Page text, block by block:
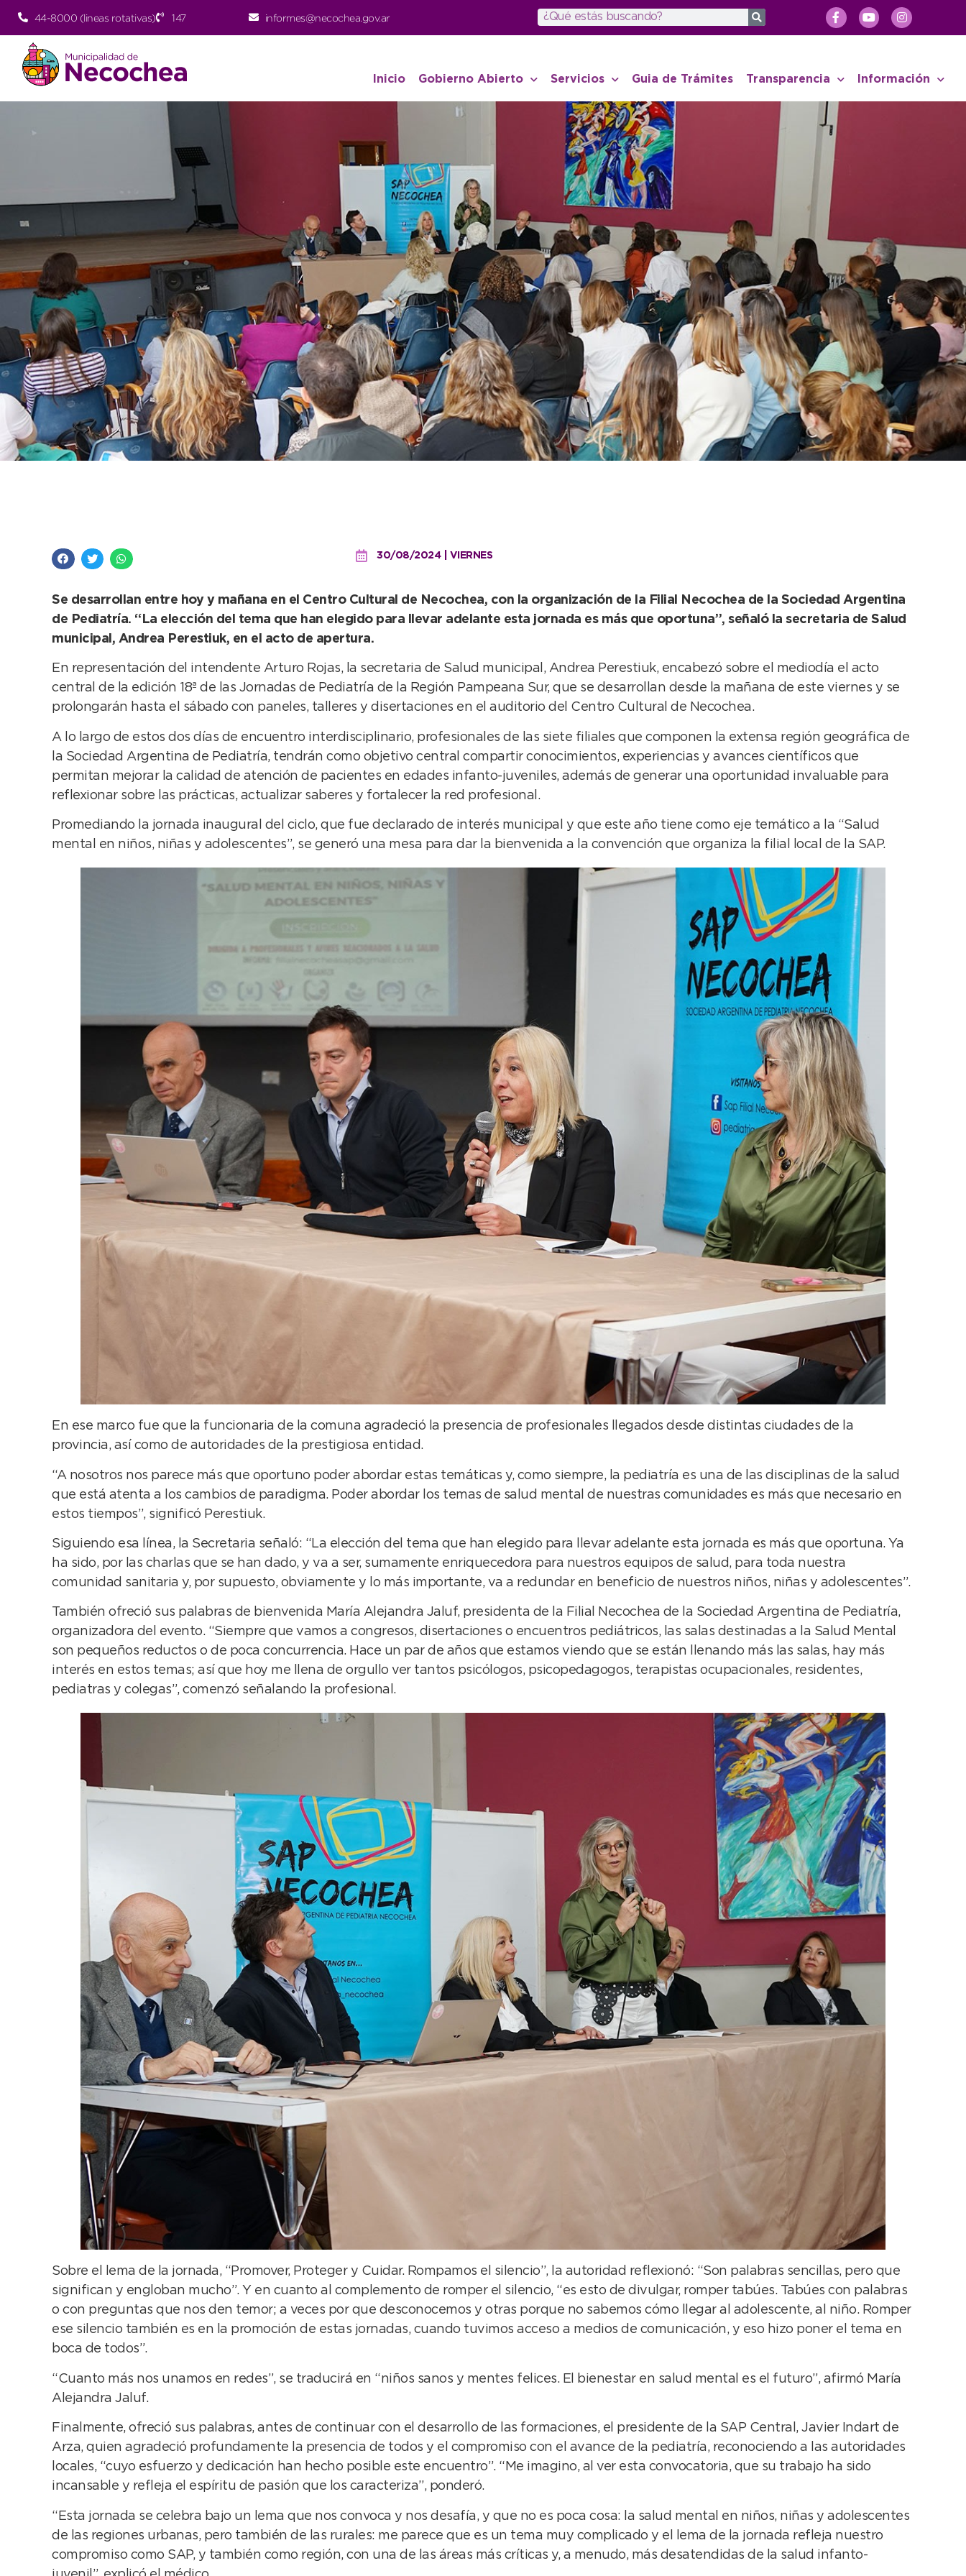
44-8000 (lineas rotativas) 147 informes@necochea.gov.ar
Inicio Gobierno Abierto Servicios Guia de Trámites Transparencia Información
30/08/2024 | VIERNES
Se desarrollan entre hoy y mañana en el Centro Cultural de Necochea, con la organización de la Filial Necochea de la Sociedad Argentina
de Pediatría. “La elección del tema que han elegido para llevar adelante esta jornada es más que oportuna”, señaló la secretaria de Salud
municipal, Andrea Perestiuk, en el acto de apertura.
En representación del intendente Arturo Rojas, la secretaria de Salud municipal, Andrea Perestiuk, encabezó sobre el mediodía el acto
central de la edición 18ª de las Jornadas de Pediatría de la Región Pampeana Sur, que se desarrollan desde la mañana de este viernes y se
prolongarán hasta el sábado con paneles, talleres y disertaciones en el auditorio del Centro Cultural de Necochea.
A lo largo de estos dos días de encuentro interdisciplinario, profesionales de las siete filiales que componen la extensa región geográfica de
la Sociedad Argentina de Pediatría, tendrán como objetivo central compartir conocimientos, experiencias y avances científicos que
permitan mejorar la calidad de atención de pacientes en edades infanto-juveniles, además de generar una oportunidad invaluable para
reflexionar sobre las prácticas, actualizar saberes y fortalecer la red profesional.
Promediando la jornada inaugural del ciclo, que fue declarado de interés municipal y que este año tiene como eje temático a la “Salud
mental en niños, niñas y adolescentes”, se generó una mesa para dar la bienvenida a la convención que organiza la filial local de la SAP.
En ese marco fue que la funcionaria de la comuna agradeció la presencia de profesionales llegados desde distintas ciudades de la
provincia, así como de autoridades de la prestigiosa entidad.
“A nosotros nos parece más que oportuno poder abordar estas temáticas y, como siempre, la pediatría es una de las disciplinas de la salud
que está atenta a los cambios de paradigma. Poder abordar los temas de salud mental de nuestras comunidades es más que necesario en
estos tiempos”, significó Perestiuk.
Siguiendo esa línea, la Secretaria señaló: “La elección del tema que han elegido para llevar adelante esta jornada es más que oportuna. Ya
ha sido, por las charlas que se han dado, y va a ser, sumamente enriquecedora para nuestros equipos de salud, para toda nuestra
comunidad sanitaria y, por supuesto, obviamente y lo más importante, va a redundar en beneficio de nuestros niños, niñas y adolescentes”.
También ofreció sus palabras de bienvenida María Alejandra Jaluf, presidenta de la Filial Necochea de la Sociedad Argentina de Pediatría,
organizadora del evento. “Siempre que vamos a congresos, disertaciones o encuentros pediátricos, las salas destinadas a la Salud Mental
son pequeños reductos o de poca concurrencia. Hace un par de años que estamos viendo que se están llenando más las salas, hay más
interés en estos temas; así que hoy me llena de orgullo ver tantos psicólogos, psicopedagogos, terapistas ocupacionales, residentes,
pediatras y colegas”, comenzó señalando la profesional.
Sobre el lema de la jornada, “Promover, Proteger y Cuidar. Rompamos el silencio”, la autoridad reflexionó: “Son palabras sencillas, pero que
significan y engloban mucho”. Y en cuanto al complemento de romper el silencio, “es esto de divulgar, romper tabúes. Tabúes con palabras
o con preguntas que nos den temor; a veces por que desconocemos y otras porque no sabemos cómo llegar al adolescente, al niño. Romper
ese silencio también es en la promoción de estas jornadas, cuando tuvimos acceso a medios de comunicación, y eso hizo poner el tema en
boca de todos”.
“Cuanto más nos unamos en redes”, se traducirá en “niños sanos y mentes felices. El bienestar en salud mental es el futuro”, afirmó María
Alejandra Jaluf.
Finalmente, ofreció sus palabras, antes de continuar con el desarrollo de las formaciones, el presidente de la SAP Central, Javier Indart de
Arza, quien agradeció profundamente la presencia de todos y el compromiso con el avance de la pediatría, reconociendo a las autoridades
locales, “cuyo esfuerzo y dedicación han hecho posible este encuentro”. “Me imagino, al ver esta convocatoria, que su trabajo ha sido
incansable y refleja el espíritu de pasión que los caracteriza”, ponderó.
“Esta jornada se celebra bajo un lema que nos convoca y nos desafía, y que no es poca cosa: la salud mental en niños, niñas y adolescentes
de las regiones urbanas, pero también de las rurales: me parece que es un tema muy complicado y el lema de la jornada refleja nuestro
compromiso como SAP, y también como región, con una de las áreas más críticas y, a menudo, más desatendidas de la salud infanto-